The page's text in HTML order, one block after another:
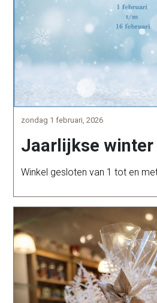
zondag 1 februari, 2026
Jaarlijkse winter
Winkel gesloten van 1 tot en